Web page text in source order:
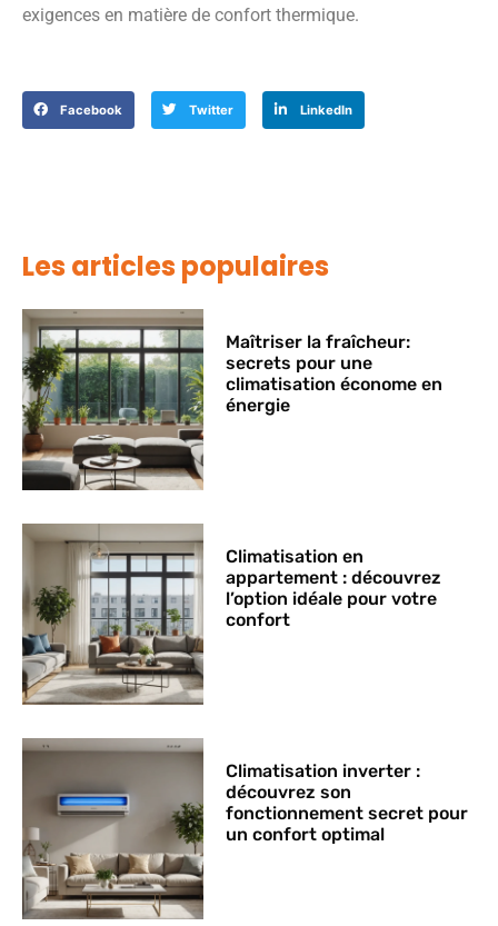
exigences en matière de confort thermique.
Facebook Twitter LinkedIn
Les articles populaires
Maîtriser la fraîcheur:
secrets pour une
climatisation économe en
énergie
Climatisation en
appartement : découvrez
l’option idéale pour votre
confort
Climatisation inverter :
découvrez son
fonctionnement secret pour
un confort optimal